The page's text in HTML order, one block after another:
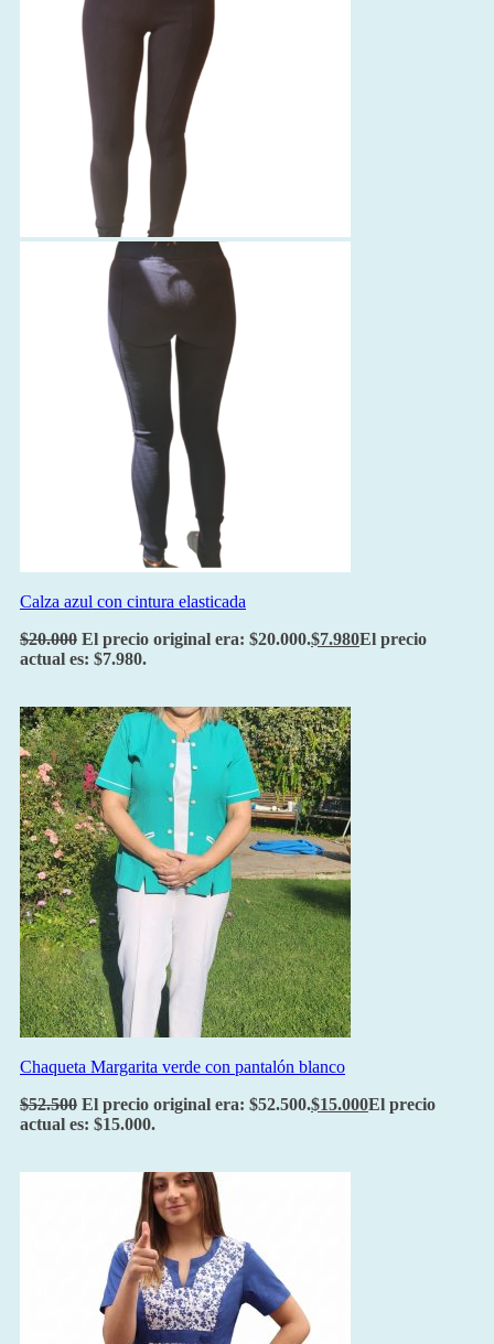
Calza azul con cintura elasticada
$20.000 El precio original era: $20.000.$7.980El precio
actual es: $7.980.
Chaqueta Margarita verde con pantalón blanco
$52.500 El precio original era: $52.500.$15.000El precio
actual es: $15.000.